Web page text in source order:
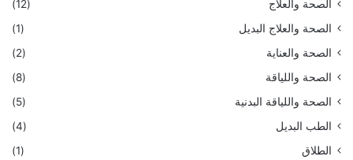
الصحة والعلاج
(12)
الصحة والعلاج البديل
(1)
الصحة والعناية
(2)
الصحة واللياقة
(8)
الصحة واللياقة البدنية
(5)
الطب البديل
(4)
الطلاق
(1)